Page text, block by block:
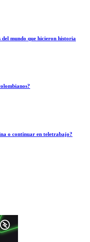
mundo que hicieron historia
o continuar en teletrabajo?